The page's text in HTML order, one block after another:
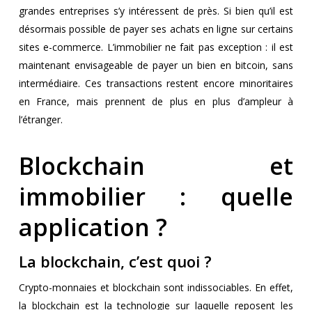
grandes entreprises s’y intéressent de près. Si bien qu’il est
désormais possible de payer ses achats en ligne sur certains
sites e-commerce. L’immobilier ne fait pas exception : il est
maintenant envisageable de payer un bien en bitcoin, sans
intermédiaire. Ces transactions restent encore minoritaires
en France, mais prennent de plus en plus d’ampleur à
l’étranger.
Blockchain et
immobilier : quelle
application ?
La blockchain, c’est quoi ?
Crypto-monnaies et blockchain sont indissociables. En effet,
la blockchain est la technologie sur laquelle reposent les